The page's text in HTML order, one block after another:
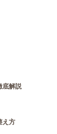
底解説
え方